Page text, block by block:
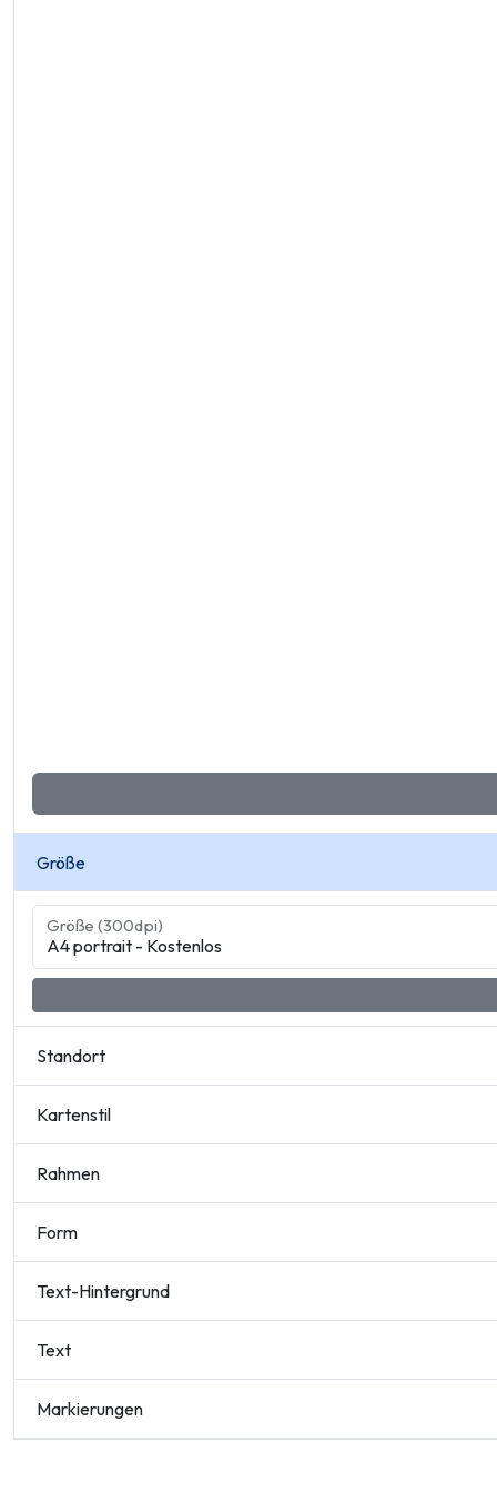
Größe
Größe (300dpi)
Standort
Kartenstil
Rahmen
Form
Text-Hintergrund
Text
Markierungen